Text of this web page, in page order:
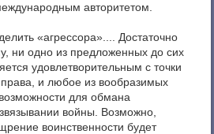
авторитетом.
«агрессора».... Достаточно
ни одно из предложенных до сих
удовлетворительным с точки
и любое из вообразимых
для обмана
войны. Возможно,
воинственности будет